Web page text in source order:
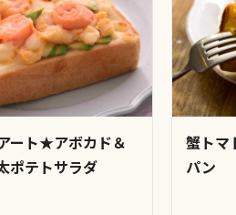
ート★アボカド＆
ポテトサラダ
蟹トマ
パン